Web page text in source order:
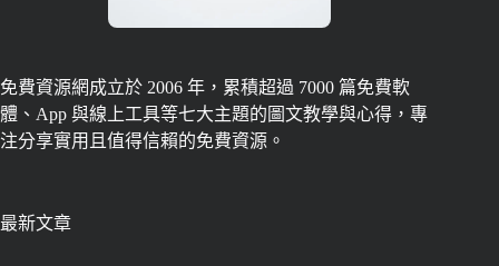
免費資源網成立於 2006 年，累積超過 7000 篇免費軟
體、App 與線上工具等七大主題的圖文教學與心得，專
注分享實用且值得信賴的免費資源。
最新文章